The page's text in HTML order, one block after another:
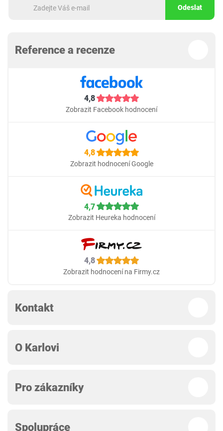
Odeslat
Reference a recenze
4,8
Zobrazit Facebook hodnocení
4,8
Zobrazit hodnocení Google
4,7
Zobrazit Heureka hodnocení
4,8
Zobrazit hodnocení na Firmy.cz
Kontakt
O Karlovi
Pro zákazníky
Spolupráce